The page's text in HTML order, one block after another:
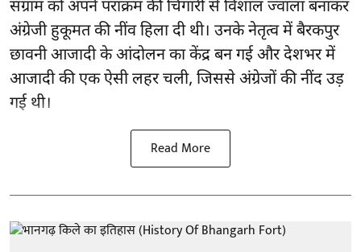
संग्राम को अपने पराक्रम की चिंगारी से विशाल ज्वाला बनाकर
अंग्रेजी हुकूमत की नींव हिला दी थी। उनके नेतृत्व में बैरकपुर
छावनी आजादी के आंदोलन का केंद्र बन गई और देशभर में
आजादी की एक ऐसी लहर चली, जिससे अंग्रेजों की नींद उड़
गई थी।
Read More